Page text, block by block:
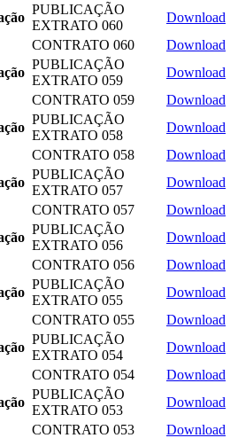
PUBLICAÇÃO
EXTRATO 060
Download
CONTRATO 060
Download
PUBLICAÇÃO
EXTRATO 059
Download
CONTRATO 059
Download
PUBLICAÇÃO
EXTRATO 058
Download
CONTRATO 058
Download
PUBLICAÇÃO
EXTRATO 057
Download
CONTRATO 057
Download
PUBLICAÇÃO
EXTRATO 056
Download
CONTRATO 056
Download
PUBLICAÇÃO
EXTRATO 055
Download
CONTRATO 055
Download
PUBLICAÇÃO
EXTRATO 054
Download
CONTRATO 054
Download
PUBLICAÇÃO
EXTRATO 053
Download
CONTRATO 053
Download